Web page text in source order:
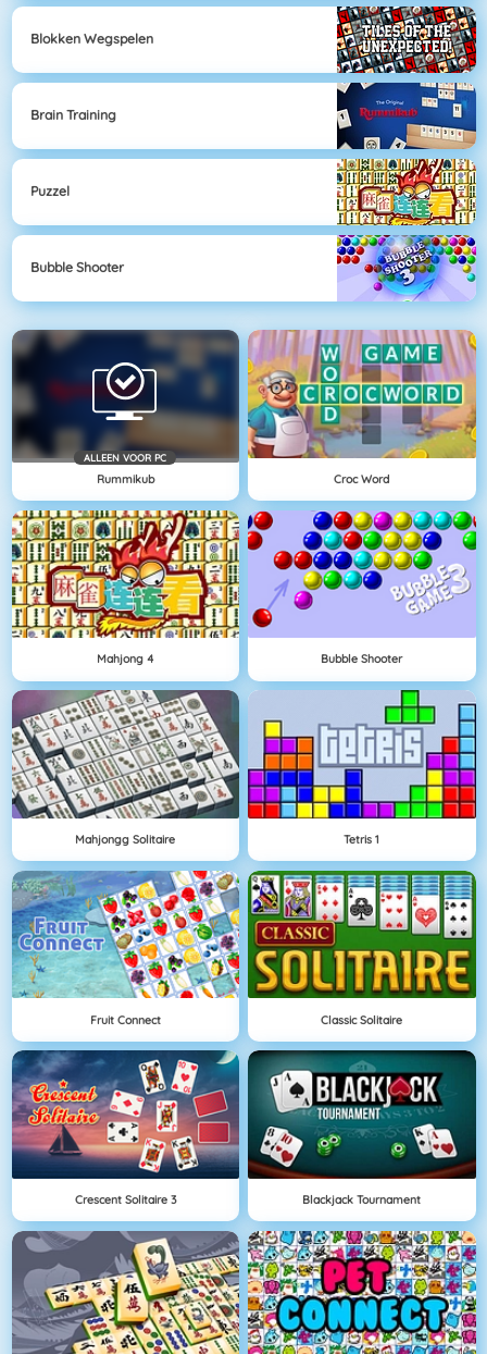
Blokken Wegspelen
Brain Training
Puzzel
Bubble Shooter
ALLEEN VOOR PC
Rummikub Croc Word
Mahjong 4 Bubble Shooter
Mahjongg Solitaire Tetris 1
Fruit Connect Classic Solitaire
Crescent Solitaire 3 Blackjack Tournament